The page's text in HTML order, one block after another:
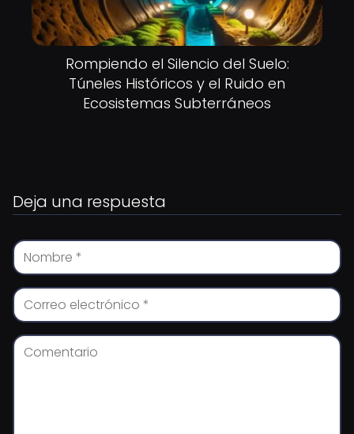
Rompiendo el Silencio del Suelo:
Túneles Históricos y el Ruido en
Ecosistemas Subterráneos
Deja una respuesta